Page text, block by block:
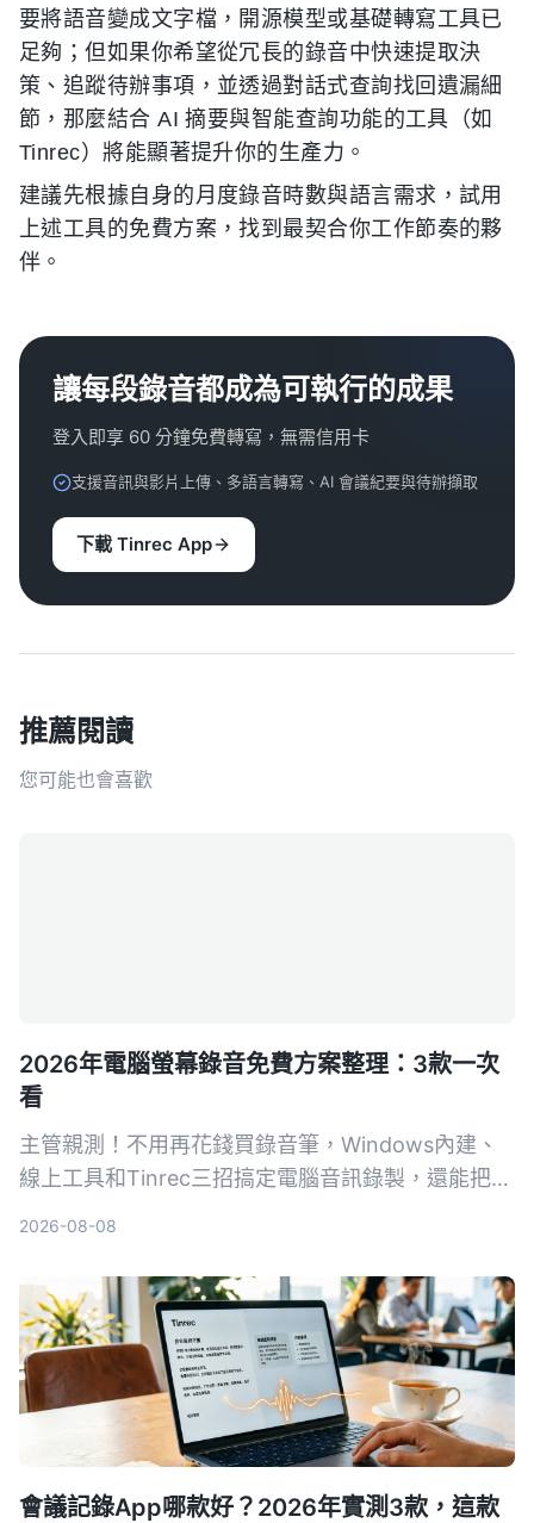
要將語音變成文字檔，開源模型或基礎轉寫工具已
足夠；但如果你希望從冗長的錄音中快速提取決
策、追蹤待辦事項，並透過對話式查詢找回遺漏細
節，那麼結合 AI 摘要與智能查詢功能的工具（如
Tinrec）將能顯著提升你的生產力。
建議先根據自身的月度錄音時數與語言需求，試用
上述工具的免費方案，找到最契合你工作節奏的夥
伴。
讓每段錄音都成為可執行的成果
登入即享 60 分鐘免費轉寫，無需信用卡
支援音訊與影片上傳、多語言轉寫、AI 會議紀要與待辦擷取
下載 Tinrec App
推薦閱讀
您可能也會喜歡
2026年電腦螢幕錄音免費方案整理：3款一次
看
主管親測！不用再花錢買錄音筆，Windows內建、
線上工具和Tinrec三招搞定電腦音訊錄製，還能把會
2026-08-08
會議記錄App哪款好？2026年實測3款，這款